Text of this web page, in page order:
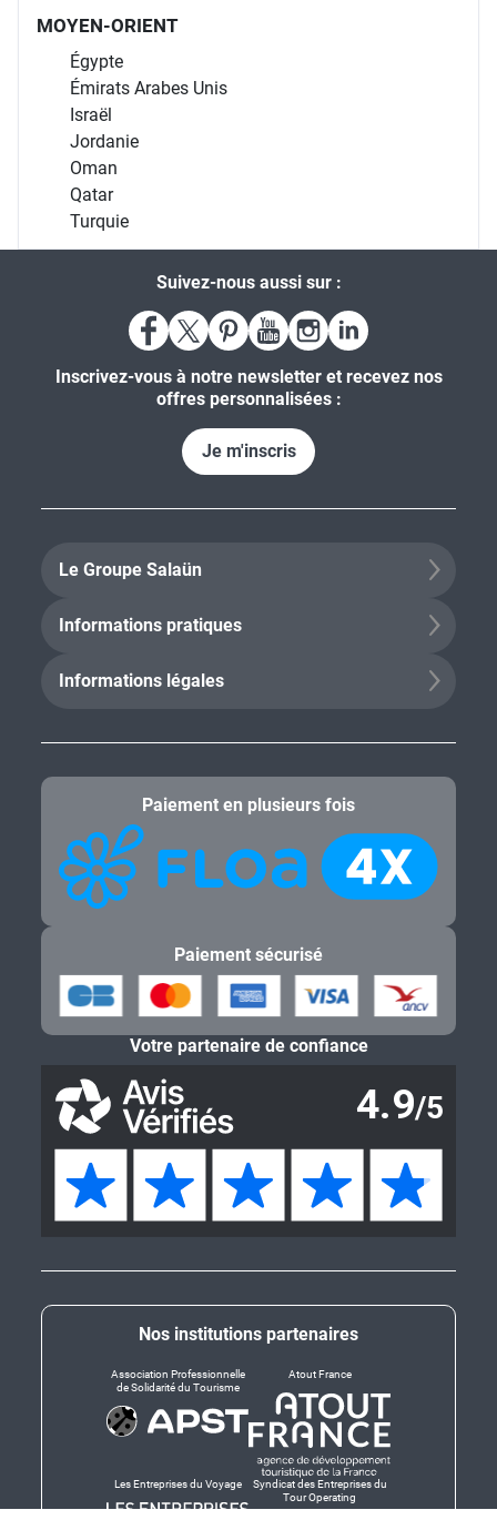
MOYEN-ORIENT
Égypte
Émirats Arabes Unis
Israël
Jordanie
Oman
Qatar
Turquie
Suivez-nous aussi sur :
Inscrivez-vous à notre newsletter et recevez nos
offres personnalisées :
Je m'inscris
Le Groupe Salaün
Informations pratiques
Informations légales
Nos institutions partenaires
Association Professionnelle
de Solidarité du Tourisme
Atout France
Les Entreprises du Voyage
Syndicat des Entreprises du
Tour Operating
Paiement en plusieurs fois
Paiement sécurisé
Votre partenaire de confiance